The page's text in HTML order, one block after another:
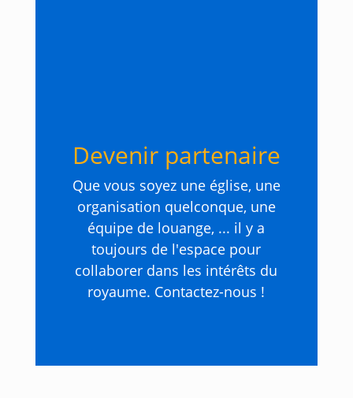
Devenir partenaire
Que vous soyez une église, une
organisation quelconque, une
équipe de louange, ... il y a
toujours de l'espace pour
collaborer dans les intérêts du
royaume. Contactez-nous !